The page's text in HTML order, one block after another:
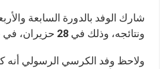
شارك الوفد بالدورة السابعة
ونتائجه، وذلك في 28 حزيران، في جنيف.
ولاحظ وفد الكرسي الرسولي أنه